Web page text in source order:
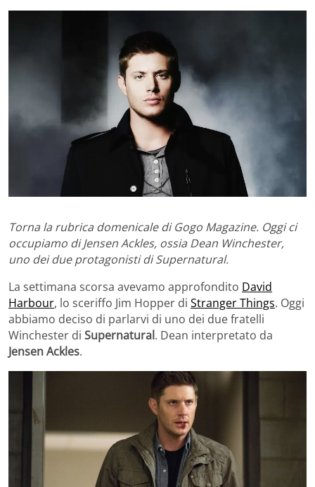
Torna la rubrica domenicale di Gogo Magazine. Oggi ci
occupiamo di Jensen Ackles, ossia Dean Winchester,
uno dei due protagonisti di Supernatural.
La settimana scorsa avevamo approfondito David
Harbour, lo sceriffo Jim Hopper di Stranger Things. Oggi
abbiamo deciso di parlarvi di uno dei due fratelli
Winchester di Supernatural. Dean interpretato da
Jensen Ackles.